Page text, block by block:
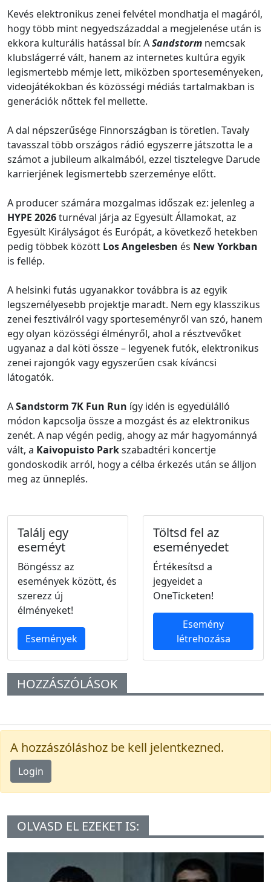
Kevés elektronikus zenei felvétel mondhatja el magáról,
hogy több mint negyedszázaddal a megjelenése után is
ekkora kulturális hatással bír. ASandstorm nemcsak
klubslágerré vált, hanem az internetes kultúra egyik
legismertebb mémje lett, miközben sporteseményeken,
videojátékokban és közösségi médiás tartalmakban is
generációk nőttek fel mellette.
A dal népszerűsége Finnországban is töretlen. Tavaly
tavasszal több országos rádió egyszerre játszotta le a
számot a jubileum alkalmából, ezzel tisztelegve Darude
karrierjének legismertebb szerzeménye előtt.
A producer számára mozgalmas időszak ez: jelenleg a
HYPE 2026turnéval járja az Egyesült Államokat, az
Egyesült Királyságot és Európát, a következő hetekben
pedig többek között Los Angelesben és New Yorkban
is fellép.
A helsinki futás ugyanakkor továbbra is az egyik
legszemélyesebb projektje maradt. Nem egy klasszikus
zenei fesztiválról vagy sporteseményről van szó, hanem
egy olyan közösségi élményről, ahol a résztvevőket
ugyanaz a dal köti össze – legyenek futók, elektronikus
zenei rajongók vagy egyszerűen csak kíváncsi
látogatók.
ASandstorm 7K Fun Run így idén is egyedülálló
módon kapcsolja össze a mozgást és az elektronikus
zenét. A nap végén pedig, ahogy az már hagyománnyá
vált, a Kaivopuisto Parkszabadtéri koncertje
gondoskodik arról, hogy a célba érkezés után se álljon
meg az ünneplés.
Találj egy
eseméyt
Böngéssz az
események között, és
szerezz új
élményeket!
Események
Töltsd fel az
eseményedet
Értékesítsd a
jegyeidet a
OneTicketen!
Esemény
létrehozása
HOZZÁSZÓLÁSOK
A hozzászóláshoz be kell jelentkezned.
Login
OLVASD EL EZEKET IS: